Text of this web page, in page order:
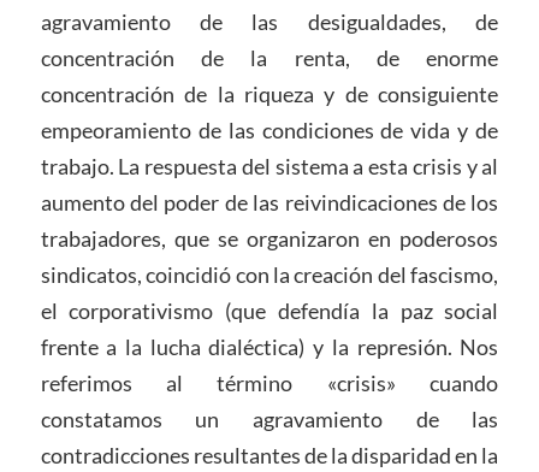
agravamiento de las desigualdades, de
concentración de la renta, de enorme
concentración de la riqueza y de consiguiente
empeoramiento de las condiciones de vida y de
trabajo. La respuesta del sistema a esta crisis y al
aumento del poder de las reivindicaciones de los
trabajadores, que se organizaron en poderosos
sindicatos, coincidió con la creación del fascismo,
el corporativismo (que defendía la paz social
frente a la lucha dialéctica) y la represión. Nos
referimos al término «crisis» cuando
constatamos un agravamiento de las
contradicciones resultantes de la disparidad en la